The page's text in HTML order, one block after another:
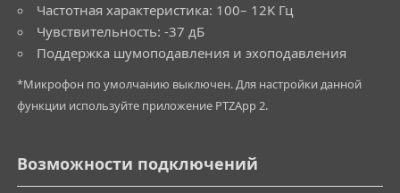
Частотная характеристика: 100– 12K Гц
Чувствительность: -37 дБ
Поддержка шумоподавления и эхоподавления
*Микрофон по умолчанию выключен. Для настройки данной
функции используйте приложение PTZApp 2.
Возможности подключений